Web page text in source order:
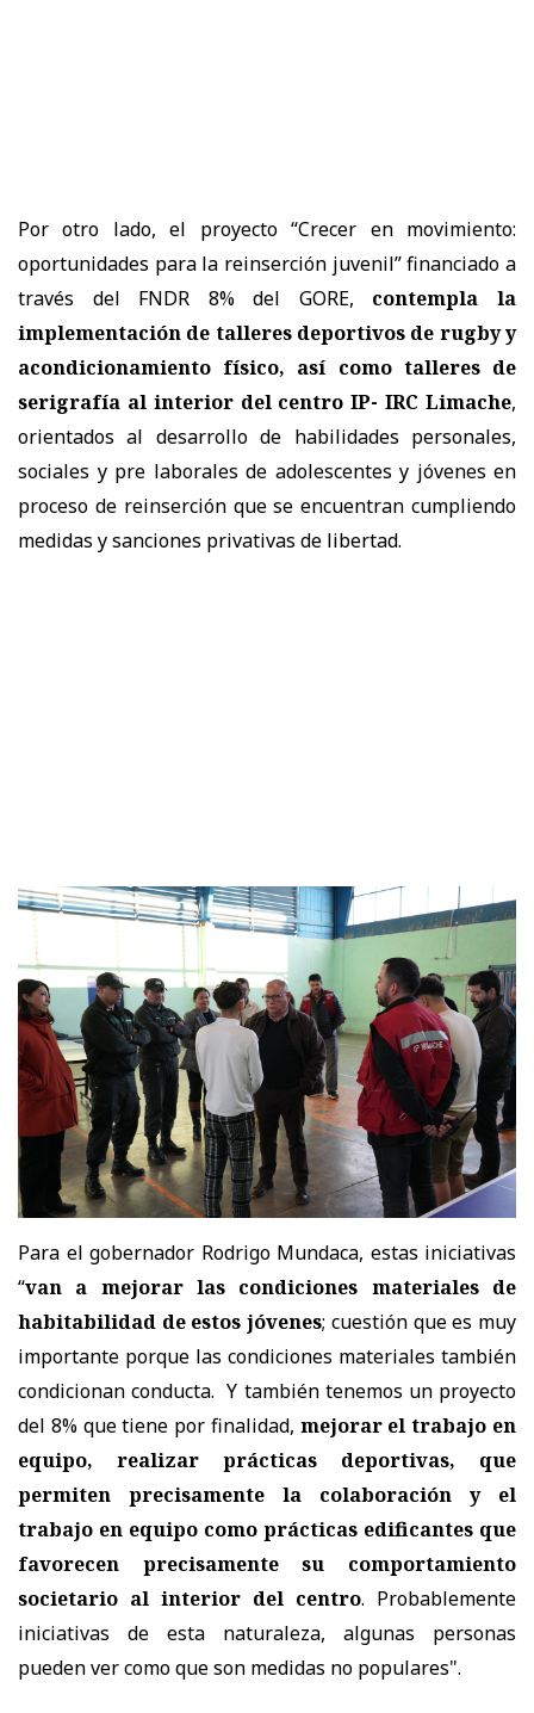
Por otro lado, el proyecto “Crecer en movimiento:
oportunidades para la reinserción juvenil” financiado a
través del FNDR 8% del GORE,
contempla la
implementación de talleres deportivos de rugby y
acondicionamiento físico, así como talleres de
serigrafía al interior del centro IP- IRC Limache,
orientados al desarrollo de habilidades personales,
sociales y pre laborales de adolescentes y jóvenes en
proceso de reinserción que se encuentran cumpliendo
medidas y sanciones privativas de libertad.
Para el gobernador Rodrigo Mundaca, estas iniciativas
“van a mejorar las condiciones materiales de
habitabilidad de estos jóvenes; cuestión que es muy
importante porque las condiciones materiales también
condicionan conducta. Y también tenemos un proyecto
del 8% que tiene por finalidad, mejorar el trabajo en
equipo, realizar prácticas deportivas, que
permiten precisamente la colaboración y el
trabajo en equipo como prácticas edificantes que
favorecen precisamente su comportamiento
societario al interior del centro. Probablemente
iniciativas de esta naturaleza, algunas personas
pueden ver como que son medidas no populares".